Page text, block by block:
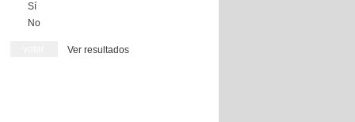
Sí
No
Ver resultados